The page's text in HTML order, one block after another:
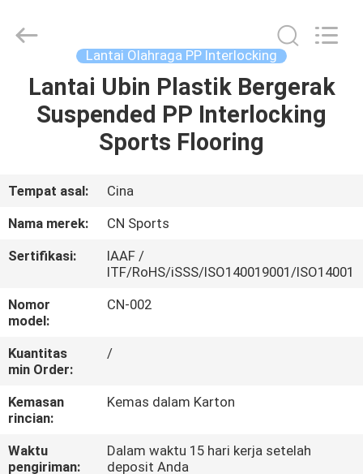
RUMAH
TENTANG
KAMI
TUR
PABRIK
KONTROL
KUALITAS
HUBUNGI
KAMI
Materials
Lantai Olahraga PP Interlocking
Lantai Ubin Plastik Bergerak
Suspended PP Interlocking
Sports Flooring
Tempat asal:
Cina
Nama merek:
CN Sports
Sertifikasi:
IAAF /
ITF/RoHS/iSSS/ISO140019001/ISO14001
Nomor
model:
CN-002
Kuantitas
min Order:
/
Kemasan
rincian:
Kemas dalam Karton
Waktu
pengiriman:
Dalam waktu 15 hari kerja setelah
deposit Anda